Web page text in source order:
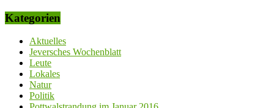
Kategorien
Aktuelles
Jeversches Wochenblatt
Leute
Lokales
Natur
Politik